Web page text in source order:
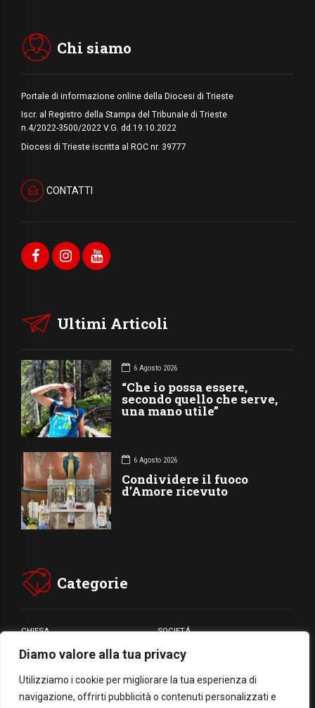
Diamo valore alla tua privacy
Utilizziamo i cookie per migliorare la tua esperienza di
navigazione, offrirti pubblicità o contenuti personalizzati e
una prova difficile
Chi siamo
Portale di informazione online della Diocesi di Trieste
Iscr. al Registro della Stampa del Tribunale di Trieste
n.4/2022-3500/2022 V.G. dd.19.10.2022
Diocesi di Trieste iscritta al ROC nr. 39777
CONTATTI
Ultimi Articoli
6 Agosto 2026
“Che io possa essere,
secondo quello che serve,
una mano utile”
6 Agosto 2026
Condividere il fuoco
d’Amore ricevuto
Categorie
CHIESA SOCIETÁ
CARITÁ GIUBILEO
CULTURA MEDIA